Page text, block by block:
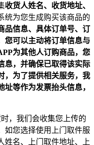
收货人姓名、收货地址、
统为您生成购买该商品的
品信息、具体订单号、订
您可以主动将订单信息与
为其他人订购商品，您
息，并确保已取得该实际
，为了提供相关服务，我
等作为发票抬头信息，
，我们会收集您上传的
如您选择使用上门取件服
姓名、上门取件地址、上